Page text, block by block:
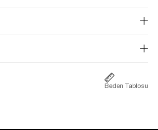
Beden Tablosu